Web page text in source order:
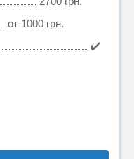
от 1000 грн.
✔️